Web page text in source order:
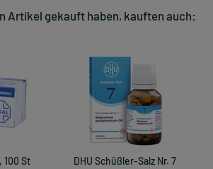
Artikel gekauft haben, kauften auch:
100 St
DHU Schüßler-Salz Nr. 7